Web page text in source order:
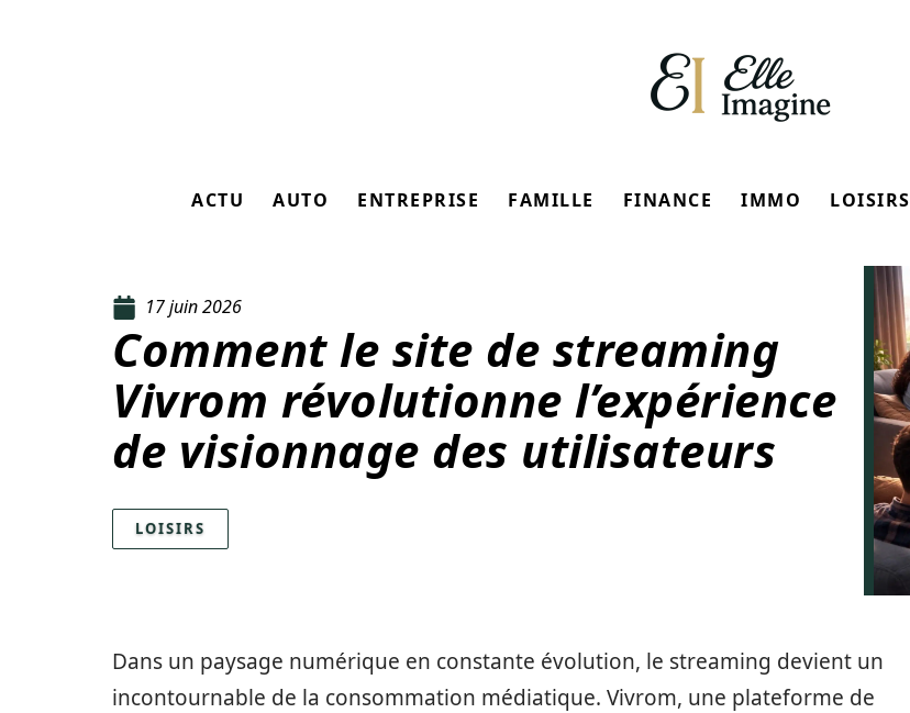
ACTU AUTO ENTREPRISE FAMILLE FINANCE IMMO LOISIRS
17 juin 2026
Comment le site de streaming
Vivrom révolutionne l’expérience
de visionnage des utilisateurs
LOISIRS
Dans un paysage numérique en constante évolution, le streaming devient un
incontournable de la consommation médiatique. Vivrom, une plateforme de